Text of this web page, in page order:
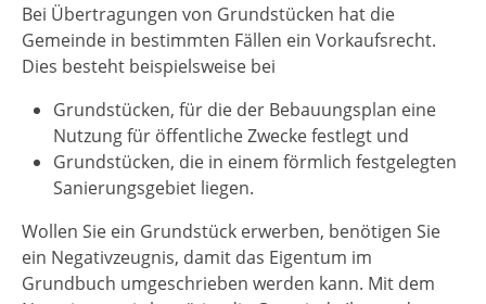
Bei Übertragungen von Grundstücken hat die
Gemeinde in bestimmten Fällen ein Vorkaufsrecht.
Dies besteht beispielsweise bei
Grundstücken, für die der Bebauungsplan eine
Nutzung für öffentliche Zwecke festlegt und
Grundstücken, die in einem förmlich festgelegten
Sanierungsgebiet liegen.
Wollen Sie ein Grundstück erwerben, benötigen Sie
ein Negativzeugnis, damit das Eigentum im
Grundbuch umgeschrieben werden kann. Mit dem